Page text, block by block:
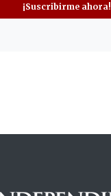
¡Suscribirme ahora!